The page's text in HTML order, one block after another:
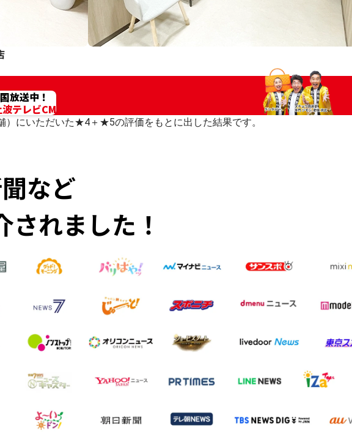
放送中！
テレビCM
にいただいた★4＋★5の評価をもとに出した結果です。
など
れました！